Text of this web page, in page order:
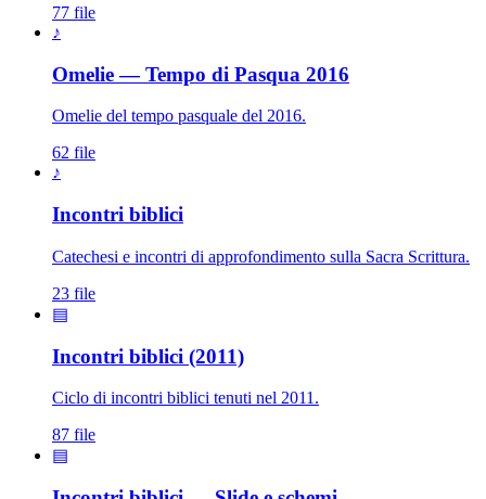
77 file
♪
Omelie — Tempo di Pasqua 2016
Omelie del tempo pasquale del 2016.
62 file
♪
Incontri biblici
Catechesi e incontri di approfondimento sulla Sacra Scrittura.
23 file
▤
Incontri biblici (2011)
Ciclo di incontri biblici tenuti nel 2011.
87 file
▤